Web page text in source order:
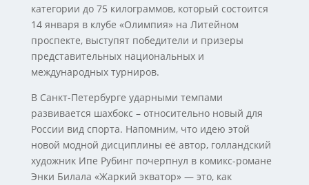
категории до 75 килограммов, который состоится
14 января в клубе «Олимпия» на Литейном
проспекте, выступят победители и призеры
представительных национальных и
международных турниров.
В Санкт-Петербурге ударными темпами
развивается шахбокс – относительно новый для
России вид спорта. Напомним, что идею этой
новой модной дисциплины её автор, голландский
художник Ипе Рубинг почерпнул в комикс-романе
Энки Билала «Жаркий экватор» — это, как